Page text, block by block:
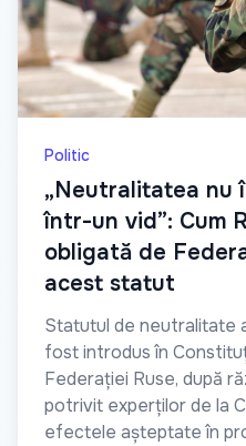
Politic
„Neutralitatea nu
într-un vid”: Cum
obligată de
acest statut
Statutul de neutralitate
fost introdus în
Federației Ruse, după
potrivit experților de la
efectele așteptate în